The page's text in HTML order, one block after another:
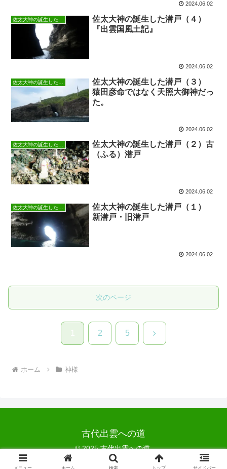
2024.06.02
佐太大神の誕生した潜戸（４）
『出雲国風土記』
2024.06.02
佐太大神の誕生した潜戸（３）
猿田彦命ではなく天照大御神だっ
た。
2024.06.02
佐太大神の誕生した潜戸
佐太大神の誕生した潜戸（２）古
（ふる）潜戸
2024.06.02
佐太大神の誕生した潜戸（１）
新潜戸・旧潜戸
2024.06.02
次のページ
1 2 5 次
ホーム 神様
古代出雲への道
© 2025 古代出雲への道.
メニュー ホーム 検索 トップ サイドバー